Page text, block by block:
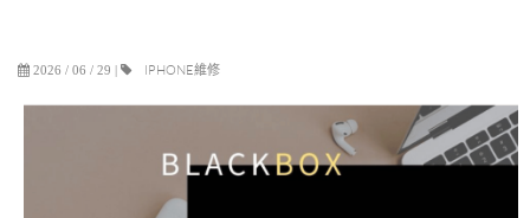
2026 / 06 / 29 | IPHONE維修